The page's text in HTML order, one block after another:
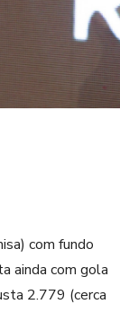
com fundo
ainda com gola
2.779 (cerca